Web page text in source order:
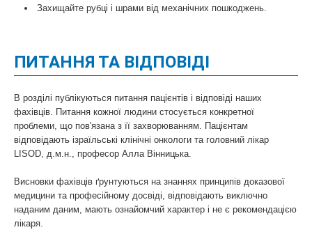
Захищайте рубці і шрами від механічних пошкоджень.
ПИТАННЯ ТА ВІДПОВІДІ
В розділі публікуються питання пацієнтів і відповіді наших
фахівців. Питання кожної людини стосується конкретної
проблеми, що пов'язана з її захворюванням. Пацієнтам
відповідають ізраїльські клінічні онкологи та головний лікар
LISOD, д.м.н., професор Алла Вінницька.
Висновки фахівців ґрунтуються на знаннях принципів доказової
медицини та професійному досвіді, відповідають виключно
наданим даним, мають ознайомчий характер і не є рекомендацією
лікаря.